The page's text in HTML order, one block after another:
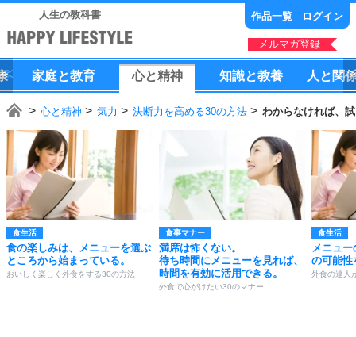
人生の教科書 作品一覧 ログイン
メルマガ登録
家庭と教育 心と精神 知識と教養 人 と 関
心と精神 気力 決断力を高める30の方法 わからなければ、
食生活
食の楽しみは、メニューを選ぶ
ところから始まっている。
おいしく楽しく外食をする30の方法
食事マナー
満席は怖くない。
待ち時間にメニューを見れば、
時間を有効に活用できる。
外食で心がけたい30のマナー
食生活
メニュ
の可能性
外食の達人